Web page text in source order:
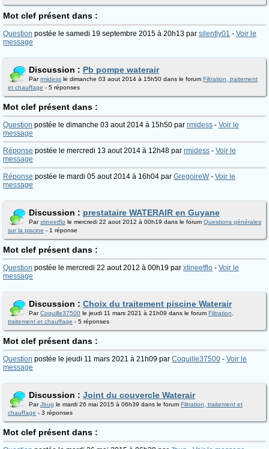
Mot clef présent dans :
Question postée le samedi 19 septembre 2015 à 20h13 par silently01 - Voir le
message
Discussion : Pb pompe waterair
Parrmidess le dimanche 03 aout 2014 à 15h50 dans le forum Filtration, traitement
et chauffage - 5 réponses
Mot clef présent dans :
Question postée le dimanche 03 aout 2014 à 15h50 par rmidess - Voir le
message
Réponse postée le mercredi 13 aout 2014 à 12h48 par rmidess - Voir le
message
Réponse postée le mardi 05 aout 2014 à 16h04 par GregoireW- Voir le
message
Discussion : prestataire WATERAIR en Guyane
Parxtineetflo le mercredi 22 aout 2012 à 00h19 dans le forum Questions générales
sur la piscine - 1 réponse
Mot clef présent dans :
Question postée le mercredi 22 aout 2012 à 00h19 par xtineetflo - Voir le
message
Discussion : Choix du traitement piscine Waterair
ParCoquille37500 le jeudi 11 mars 2021 à 21h09 dans le forum Filtration,
traitement et chauffage - 5 réponses
Mot clef présent dans :
Question postée le jeudi 11 mars 2021 à 21h09 par Coquille37500 - Voir le
message
Discussion : Joint du couvercle Waterair
ParJbug le mardi 26 mai 2015 à 06h39 dans le forum Filtration, traitement et
chauffage - 3 réponses
Mot clef présent dans :